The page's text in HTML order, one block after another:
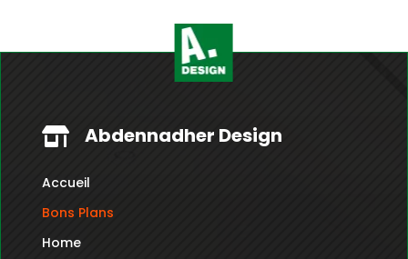
 Abdennadher Design
Accueil
Bons Plans
Home